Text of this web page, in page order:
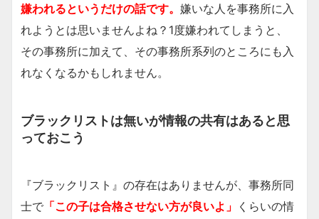
嫌われるというだけの話です。 嫌いな人を事務所に入
れようとは思いませんよね？1度嫌われてしまうと、
その事務所に加えて、その事務所系列のところにも入
れなくなるかもしれません。
ブラックリストは無いが情報の共有はあると思
っておこう
『ブラックリスト』の存在はありませんが、事務所同
士で 「この子は合格させない方が良いよ」 くらいの情